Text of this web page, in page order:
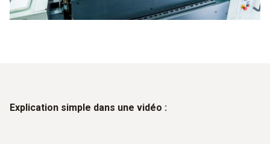
Explication simple dans une vidéo :